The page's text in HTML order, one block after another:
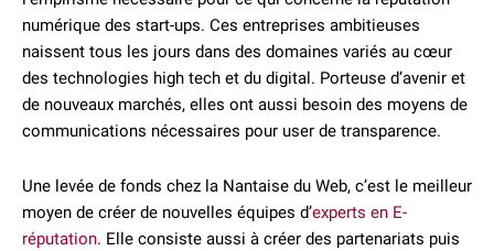
numérique des start-ups. Ces entreprises ambitieuses
naissent tous les jours dans des domaines variés au cœur
des technologies high tech et du digital. Porteuse d’avenir et
de nouveaux marchés, elles ont aussi besoin des moyens de
communications nécessaires pour user de transparence.
Une levée de fonds chez la Nantaise du Web, c’est le meilleur
moyen de créer de nouvelles équipes d’experts en E-
réputation. Elle consiste aussi à créer des partenariats puis